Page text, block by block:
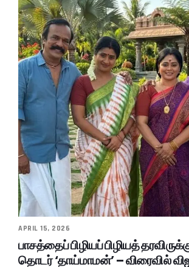
APRIL 15, 2026
பாசத்தைப் பிழியப் பிழியத்
தொடர் ‘தாய்மாமன்’ – விரைவில்